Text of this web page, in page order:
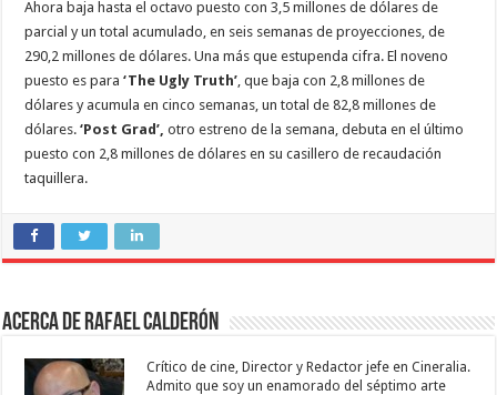
Ahora baja hasta el octavo puesto con 3,5 millones de dólares de
parcial y un total acumulado, en seis semanas de proyecciones, de
290,2 millones de dólares. Una más que estupenda cifra. El noveno
puesto es para‘The Ugly Truth’ , que baja con 2,8 millones de
dólares y acumula en cinco semanas, un total de 82,8 millones de
dólares. ‘Post Grad’, otro estreno de la semana, debuta en el último
puesto con 2,8 millones de dólares en su casillero de recaudación
taquillera.
Acerca de Rafael Calderón
Crítico de cine, Director y Redactor jefe en Cineralia.
Admito que soy un enamorado del séptimo arte